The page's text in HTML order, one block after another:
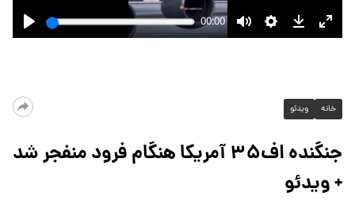
خانه ویدئو
جنگنده اف۳۵ آمریکا هنگام فرود منفجر شد
+ ویدئو